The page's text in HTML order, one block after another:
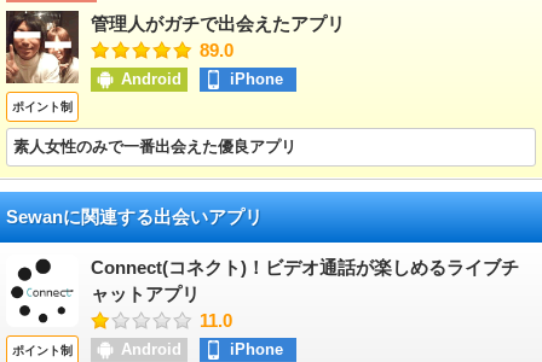
ポイント制
管理人がガチで出会えたアプリ
89.0
Android iPhone
素人女性のみで一番出会えた優良アプリ
Sewanに関連する出会いアプリ
ポイント制
Connect(コネクト)！ビデオ通話が楽しめるライブチ
ャットアプリ
11.0
Android iPhone